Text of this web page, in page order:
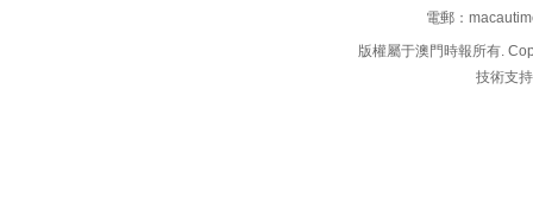
電郵：
版權屬于澳門時報所有.
技術支